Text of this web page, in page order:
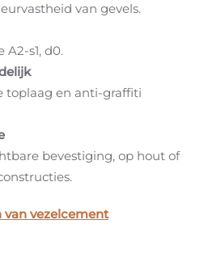
van gevels.
A2-s1, d0.
toplaag en anti-graffiti
bevestiging, op hout of
vezelcement